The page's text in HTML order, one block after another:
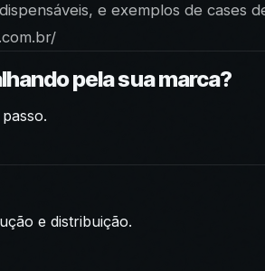
e exemplos de cases
pela sua marca?
e distribuição.